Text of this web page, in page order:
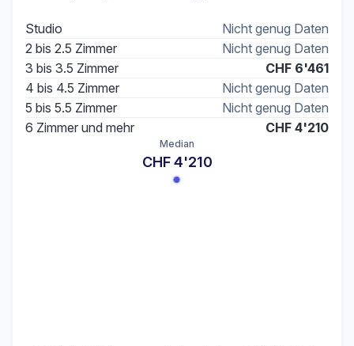
Studio
Nicht genug Daten
2 bis 2.5 Zimmer
Nicht genug Daten
3 bis 3.5 Zimmer
CHF 6'461
4 bis 4.5 Zimmer
Nicht genug Daten
5 bis 5.5 Zimmer
Nicht genug Daten
6 Zimmer und mehr
CHF 4'210
Median
CHF 4'210